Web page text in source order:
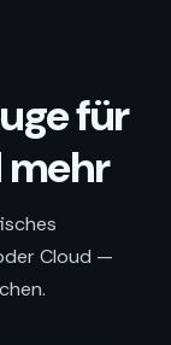
für
mehr
Cloud —